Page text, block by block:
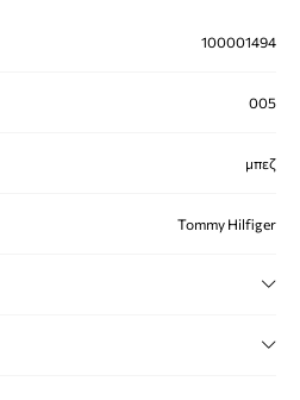
100001494
005
μπεζ
Tommy Hilfiger